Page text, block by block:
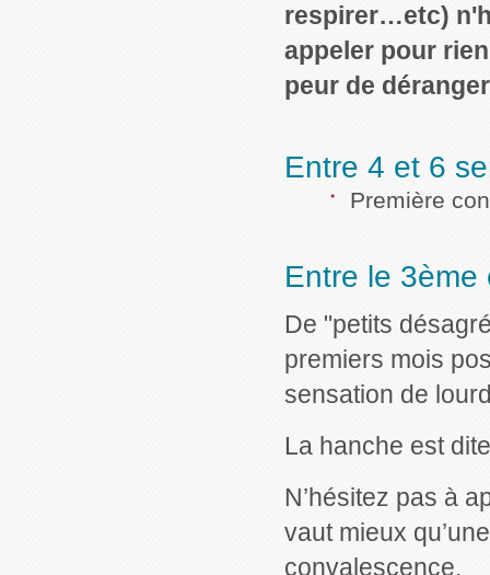
respirer…etc)
appeler pour
peur de
Entre 4 et 6
Première
Entre le 3ème
De "petits
premiers mois
sensation de
La hanche est
N’hésitez pas à
vaut mieux
convalescence.